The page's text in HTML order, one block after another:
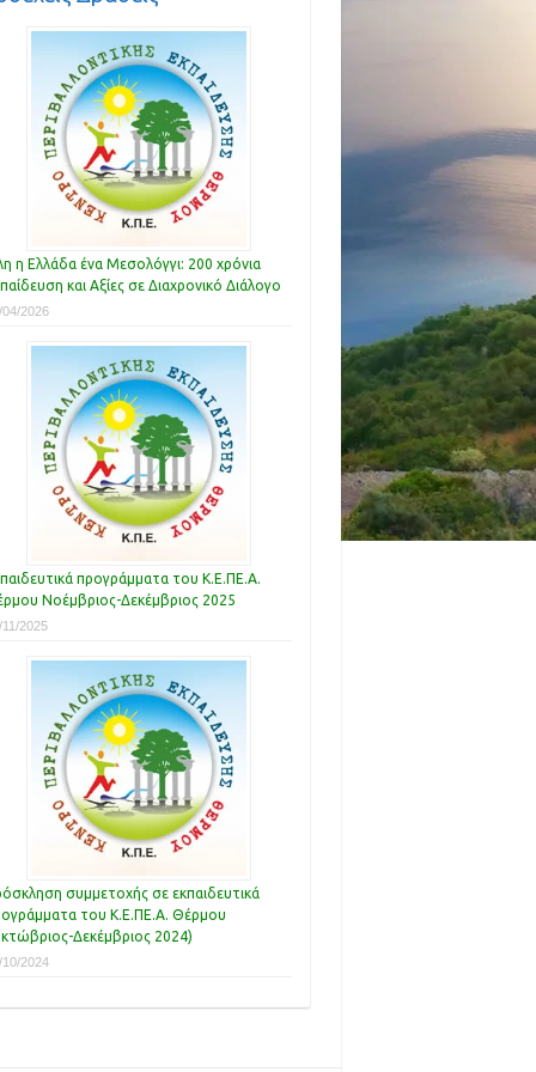
η Ελλάδα ένα Μεσολόγγι: 200 χρόνια
και Αξίες σε Διαχρονικό Διάλογο
04/2026
προγράμματα του Κ.Ε.ΠΕ.Α.
Νοέμβριος-Δεκέμβριος 2025
2025
συμμετοχής σε εκπαιδευτικά
του Κ.Ε.ΠΕ.Α. Θέρμου
Δεκέμβριος 2024)
10/2024